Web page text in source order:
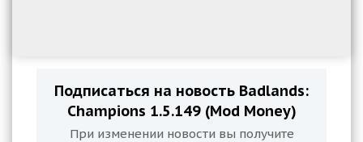
Подписаться на новость Badlands:
Champions 1.5.149 (Mod Money)
При изменении новости вы получите